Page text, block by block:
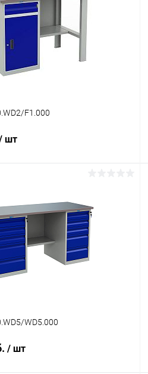
F1.000
шт
К сравнению
Под заказ
WD5.000
/ шт